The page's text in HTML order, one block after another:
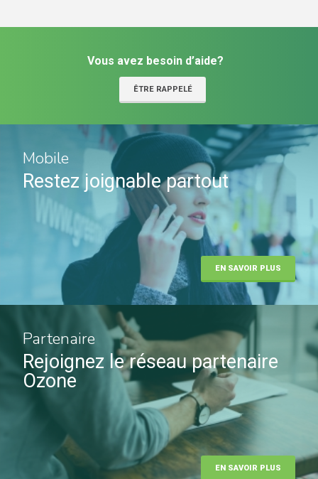
Vous avez besoin d’aide?
ÊTRE RAPPELÉ
Mobile
Restez joignable partout
EN SAVOIR PLUS
Partenaire
Rejoignez le réseau partenaire
Ozone
EN SAVOIR PLUS